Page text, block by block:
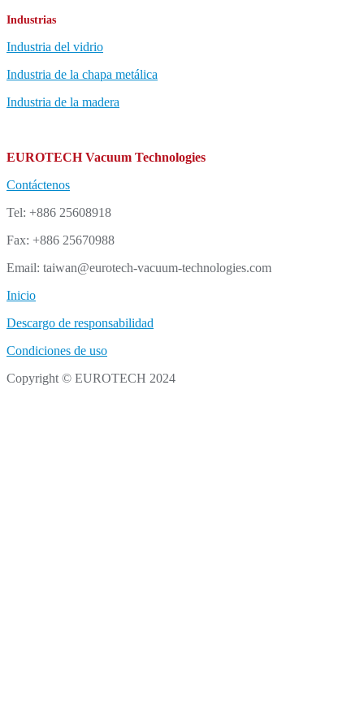
Industrias
Industria del vidrio
Industria de la chapa metálica
Industria de la madera
EUROTECH Vacuum Technologies
Contáctenos
Tel: +886 25608918
Fax: +886 25670988
Email: taiwan@eurotech-vacuum-technologies.com
Inicio
Descargo de responsabilidad
Condiciones de uso
Copyright © EUROTECH 2024